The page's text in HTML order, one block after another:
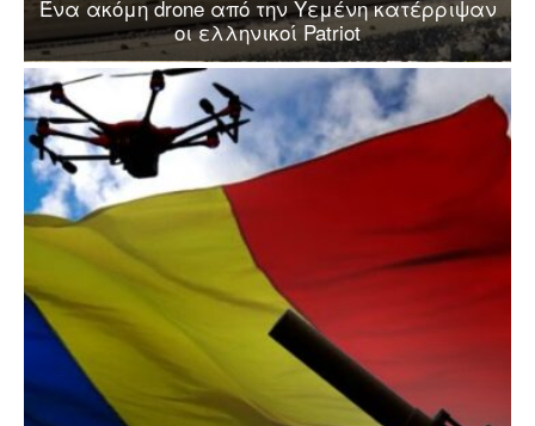
Ένα ακόμη drone από την Υεμένη κατέρριψαν
οι ελληνικοί Patriot